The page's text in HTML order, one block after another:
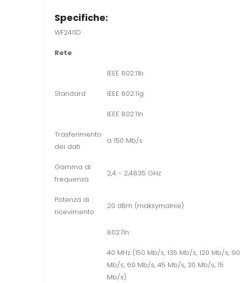
Specifiche:
WF2411D
Rete
Standard
IEEE 802.11b
IEEE 802.11g
IEEE 802.11n
Trasferimento
dei dati
a 150 Mb/s
Gamma di
frequenza
2,4 - 2,4835 GHz
Potenza di
ricevimento
20 dBm (maksymalnie)
802.11n:
40 MHz (150 Mb/s, 135 Mb/s, 120 Mb/s, 90
Mb/s, 60 Mb/s, 45 Mb/s, 30 Mb/s, 15
Mb/s)